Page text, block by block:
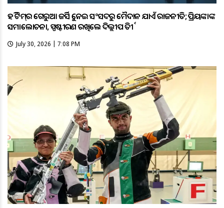
ହକି ଟିମ୍‌ର ଗେରୁଆ ଜର୍ସିକୁ ନେଇ ସଂସଦରୁ ମୈଦାନ ଯାଏଁ ରାଜନୀତି; ପ୍ରିୟଙ୍କାଙ୍କ
ସମାଲୋଚନା, ସ୍ପଷ୍ଟୀକରଣ ରଖିଲେ ଦିଲ୍ଲୀପ ତିର୍କୀ
July 30, 2026 | 7:08 PM